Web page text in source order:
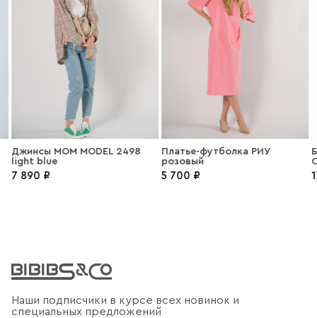
Джинсы MOM MODEL 2498
light blue
7 890 ₽
Платье-футболка РИУ
розовый
5 700 ₽
Наши подписчики в курсе всех новинок и
специальных предложений